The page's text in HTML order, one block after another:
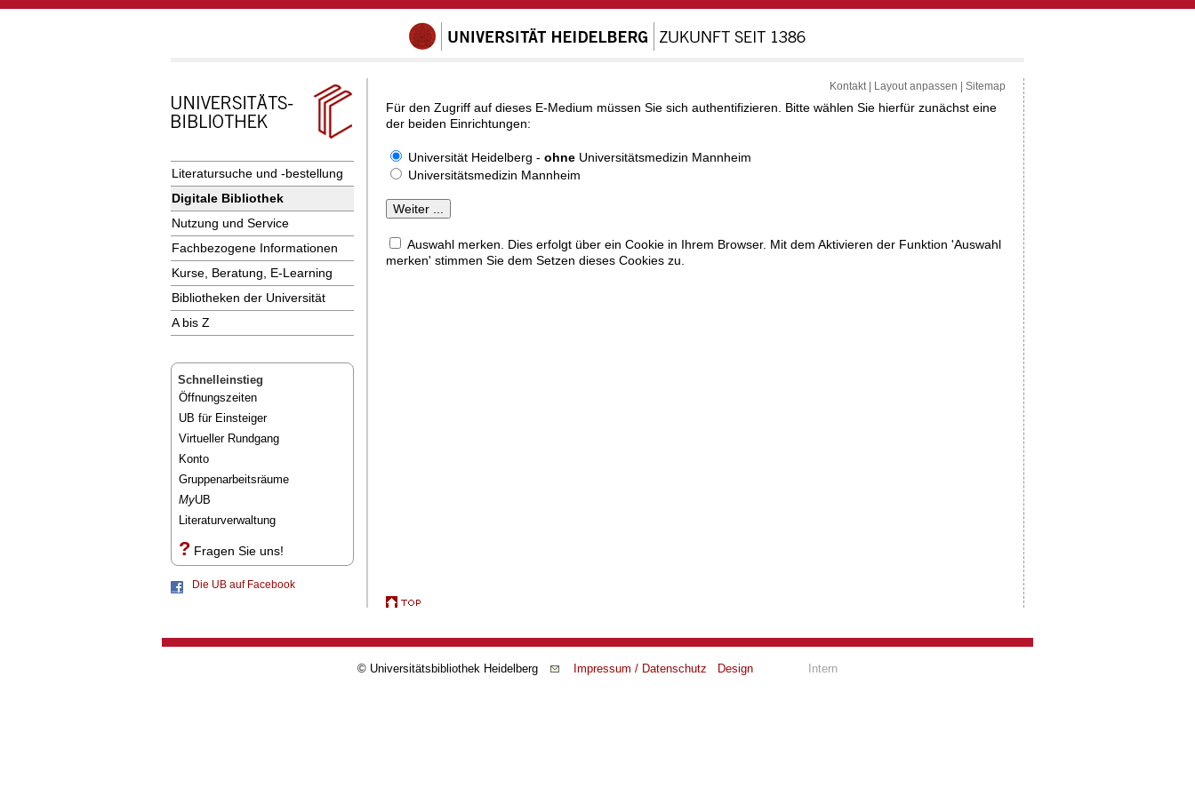
Literatursuche und -bestellung
Digitale Bibliothek
Nutzung und Service
Fachbezogene Informationen
Kurse, Beratung, E-Learning
Bibliotheken der Universität
A bis Z
Schnelleinstieg
Öffnungszeiten
UB für Einsteiger
Virtueller Rundgang
Konto
Gruppenarbeitsräume
MyUB
Literaturverwaltung
? Fragen Sie uns!
Die UB auf Facebook
Kontakt Layout anpassen Sitemap
Für den Zugriff auf dieses E-Medium müssen Sie sich authentifizieren. Bitte wählen Sie hierfür zunächst eine
der beiden Einrichtungen:
Universität Heidelberg - ohne Universitätsmedizin Mannheim
Universitätsmedizin Mannheim
Auswahl merken. Dies erfolgt über ein Cookie in Ihrem Browser. Mit dem Aktivieren der Funktion 'Auswahl
merken' stimmen Sie dem Setzen dieses Cookies zu.
© Universitätsbibliothek Heidelberg Impressum / Datenschutz Design Intern